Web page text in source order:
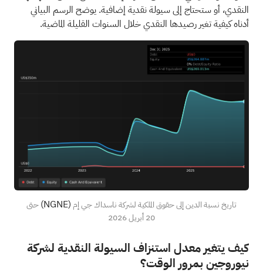
النقدي، أو ستحتاج إلى سيولة نقدية إضافية. يوضح الرسم البياني
أدناه كيفية تغير رصيدها النقدي خلال السنوات القليلة الماضية.
تاريخ نسبة الدين إلى حقوق الملكية لشركة ناسداك جي إم (NGNE)حتى
20 أبريل 2026
كيف يتغير معدل استنزاف السيولة النقدية لشركة
نيوروجين بمرور الوقت؟